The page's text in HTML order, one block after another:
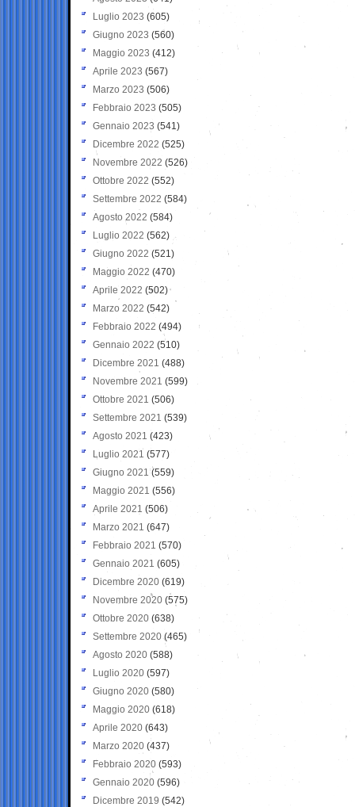
Luglio 2023 (605)
Giugno 2023 (560)
Maggio 2023 (412)
Aprile 2023 (567)
Marzo 2023 (506)
Febbraio 2023 (505)
Gennaio 2023 (541)
Dicembre 2022 (525)
Novembre 2022 (526)
Ottobre 2022 (552)
Settembre 2022 (584)
Agosto 2022 (584)
Luglio 2022 (562)
Giugno 2022 (521)
Maggio 2022 (470)
Aprile 2022 (502)
Marzo 2022 (542)
Febbraio 2022 (494)
Gennaio 2022 (510)
Dicembre 2021 (488)
Novembre 2021 (599)
Ottobre 2021 (506)
Settembre 2021 (539)
Agosto 2021 (423)
Luglio 2021 (577)
Giugno 2021(559)
Maggio 2021 (556)
Aprile 2021 (506)
Marzo 2021 (647)
Febbraio 2021 (570)
Gennaio 2021 (605)
Dicembre 2020 (619)
Novembre 2020 (575)
Ottobre 2020 (638)
Settembre 2020(465)
Agosto 2020 (588)
Luglio 2020 (597)
Giugno 2020 (580)
Maggio 2020 (618)
Aprile 2020 (643)
Marzo 2020 (437)
Febbraio 2020 (593)
Gennaio 2020 (596)
Dicembre 2019 (542)